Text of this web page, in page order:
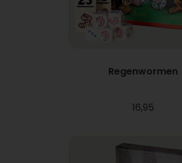
Regenwormen
16,95